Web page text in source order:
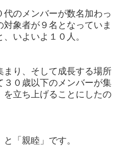
代のメンバーが数名加わっ
象者が９名となっていま
いよいよ１０人。
まり、そして成長する場所
３０歳以下のメンバーが集
を立ち上げることにしたの
「親睦」です。